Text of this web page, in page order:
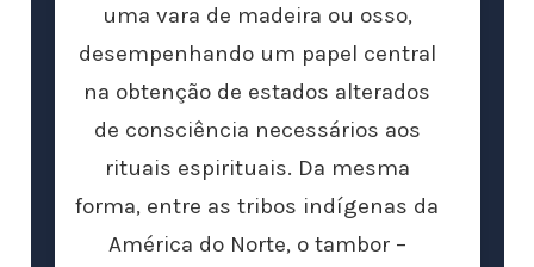
uma vara de madeira ou osso,
desempenhando um papel central
na obtenção de estados alterados
de consciência necessários aos
rituais espirituais. Da mesma
forma, entre as tribos indígenas da
América do Norte, o tambor –